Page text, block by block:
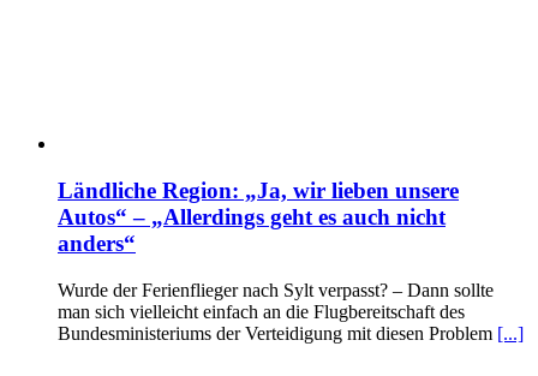
Ländliche Region: „Ja, wir lieben unsere
Autos“ – „Allerdings geht es auch nicht
anders“
Wurde der Ferienflieger nach Sylt verpasst? – Dann sollte
man sich vielleicht einfach an die Flugbereitschaft des
Bundesministeriums der Verteidigung mit diesen Problem [...]